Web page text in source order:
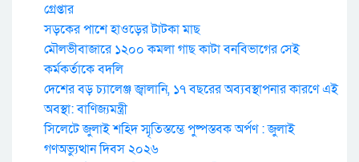
গ্রেপ্তার
সড়কের পাশে হাওড়ের টাটকা মাছ
মৌলভীবাজারে ১২০০ কমলা গাছ কাটা বনবিভাগের সেই
কর্মকর্তাকে বদলি
দেশের বড় চ্যালেঞ্জ জ্বালানি, ১৭ বছরের অব্যবস্থাপনার কারণে এই
অবস্থা: বাণিজ্যমন্ত্রী
সিলেটে জুলাই শহিদ স্মৃতিস্তম্ভে পুষ্পস্তবক অর্পণ : জুলাই
গণঅভ্যুত্থান দিবস ২০২৬